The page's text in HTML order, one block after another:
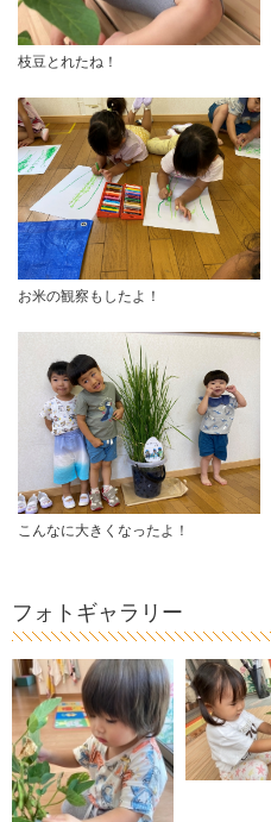
枝豆とれたね！
お米の観察もしたよ！
こんなに大きくなったよ！
フォトギャラリー